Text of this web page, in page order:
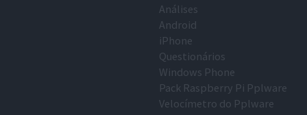
Análises
Android
iPhone
Questionários
Windows Phone
Pack Raspberry Pi Pplware
Velocímetro do Pplware